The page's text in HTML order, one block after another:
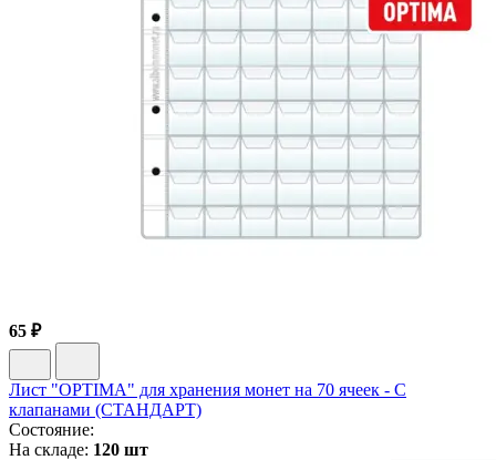
65 ₽
Лист "OPTIMA" для хранения монет на 70 ячеек - С
клапанами (СТАНДАРТ)
Состояние:
На складе: 120 шт